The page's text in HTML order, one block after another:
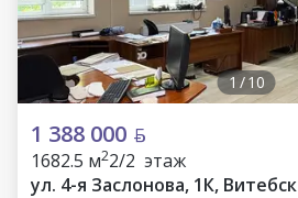
1/10
1 388 000
1682.5 м22/2 этаж
ул. 4-я Заслонова, 1К, Витебск